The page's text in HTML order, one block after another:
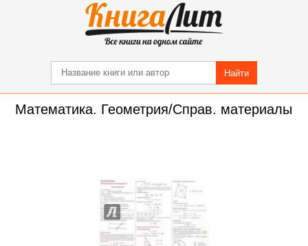
Найти
Математика. Геометрия/Справ. материалы